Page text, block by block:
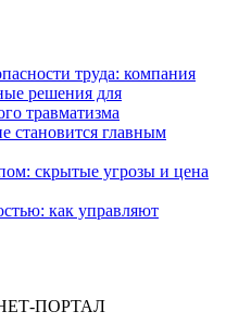
труда: компания
решения для
травматизма
становится главным
скрытые угрозы и цена
как управляют
ПОРТАЛ